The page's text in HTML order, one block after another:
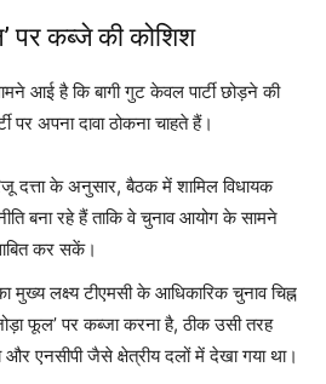
पर कब्जे की कोशिश
आई है कि बागी गुट केवल पार्टी छोड़ने की
पर अपना दावा ठोकना चाहते हैं।
दत्ता के अनुसार, बैठक में शामिल विधायक
बना रहे हैं ताकि वे चुनाव आयोग के सामने
कर सकें।
मुख्य लक्ष्य टीएमसी के आधिकारिक चुनाव चिह्न
फूल’ पर कब्जा करना है, ठीक उसी तरह
एनसीपी जैसे क्षेत्रीय दलों में देखा गया था।